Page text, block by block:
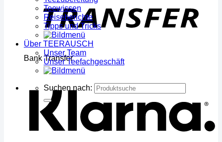
Bank Transfer
Teewissen
Reiseberichte
Tipps und Tricks
Über TEERAUSCH
Unser Team
Unser Teefachgeschäft
Suchen nach: